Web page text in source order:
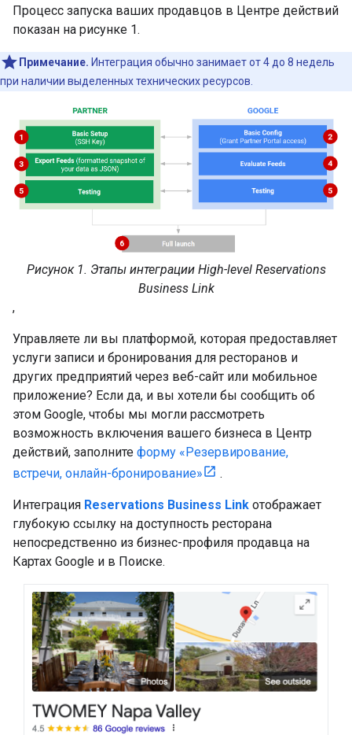
Процесс запуска ваших продавцов в Центре действий
показан на рисунке 1.
Примечание. Интеграция обычно занимает от 4 до 8 недель
при наличии выделенных технических ресурсов.
Рисунок 1. Этапы интеграции High-level Reservations
Business Link
,
Управляете ли вы платформой, которая предоставляет
услуги записи и бронирования для ресторанов и
других предприятий через веб-сайт или мобильное
приложение? Если да, и вы хотели бы сообщить об
этом Google, чтобы мы могли рассмотреть
возможность включения вашего бизнеса в Центр
действий, заполните форму «Резервирование,
встречи, онлайн-бронирование»
.
Интеграция Reservations Business Link отображает
глубокую ссылку на доступность ресторана
непосредственно из бизнес-профиля продавца на
Картах Google и в Поиске.